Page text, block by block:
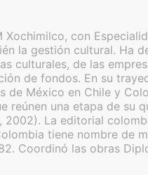
con
la gestión cultural. Ha
culturales, de las
de fondos. En su
de México en Chile y
reúnen una etapa de
La editorial
tiene nombre de
Coordinó las obras